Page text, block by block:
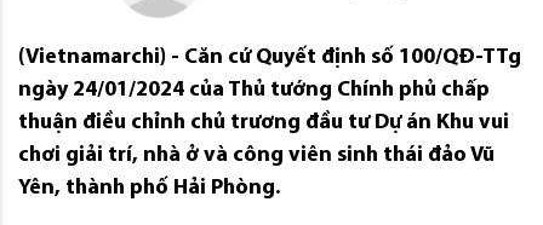
(Vietnamarchi) - Căn cứ Quyết định số 100/QĐ-TTg
ngày 24/01/2024 của Thủ tướng Chính phủ chấp
thuận điều chỉnh chủ trương đầu tư Dự án Khu vui
chơi giải trí, nhà ở và công viên sinh thái đảo Vũ
Yên, thành phố Hải Phòng.